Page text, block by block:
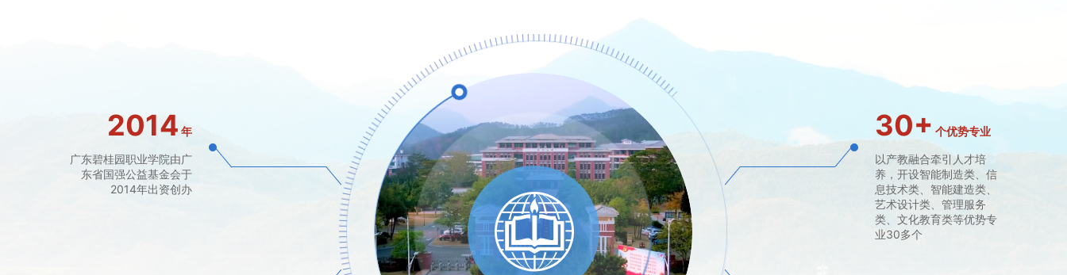
2014 年
广东碧桂园职业学院由广
东省国强公益基金会于
2014年出资创办
30+ 个优势专业
以产教融合牵引人才培
养，开设智能制造类、信
息技术类、智能建造类、
艺术设计类、管理服务
类、文化教育类等优势专
业30多个